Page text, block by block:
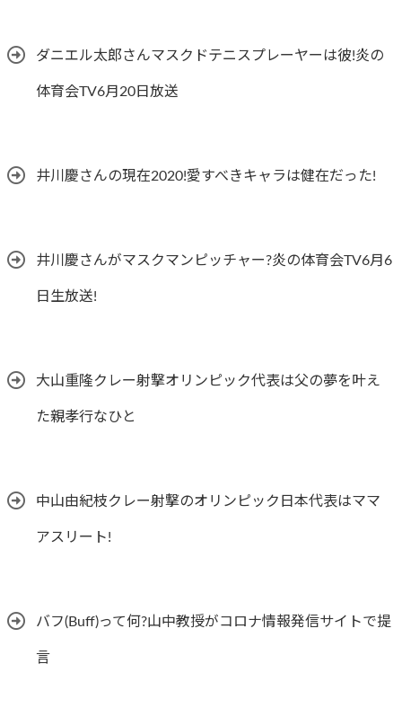
ダニエル太郎さんマスクドテニスプレーヤーは彼!炎の
体育会TV6月20日放送
井川慶さんの現在2020!愛すべきキャラは健在だった!
井川慶さんがマスクマンピッチャー?炎の体育会TV6月6
日生放送!
大山重隆クレー射撃オリンピック代表は父の夢を叶え
た親孝行なひと
中山由紀枝クレー射撃のオリンピック日本代表はママ
アスリート!
バフ(Buff)って何?山中教授がコロナ情報発信サイトで提
言